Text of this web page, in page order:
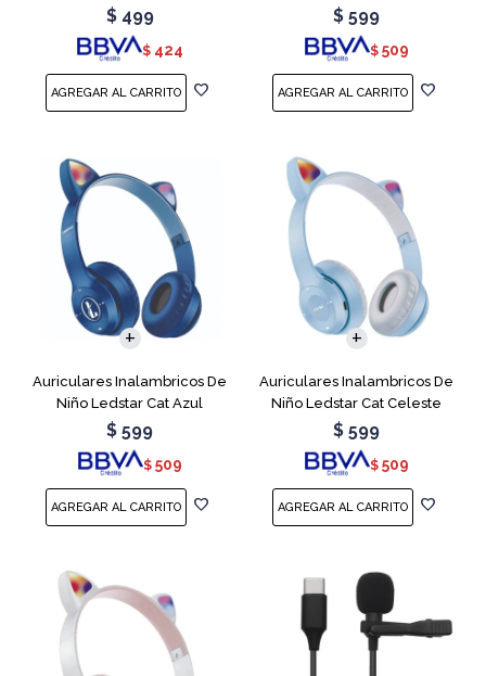
$ 499
$ 424
$ 599
$ 509
Auriculares Inalambricos De
Niño Ledstar Cat Azul
$ 599
$ 509
Auriculares Inalambricos De
Niño Ledstar Cat Celeste
$ 599
$ 509